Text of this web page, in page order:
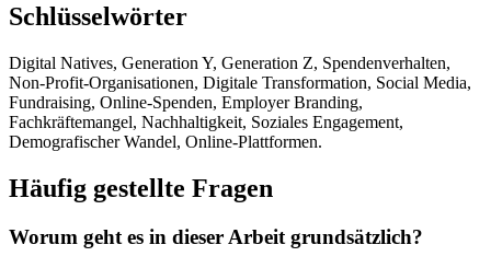
Schlüsselwörter
Digital Natives, Generation Y, Generation Z, Spendenverhalten,
Non-Profit-Organisationen, Digitale Transformation, Social Media,
Fundraising, Online-Spenden, Employer Branding,
Fachkräftemangel, Nachhaltigkeit, Soziales Engagement,
Demografischer Wandel, Online-Plattformen.
Häufig gestellte Fragen
Worum geht es in dieser Arbeit grundsätzlich?